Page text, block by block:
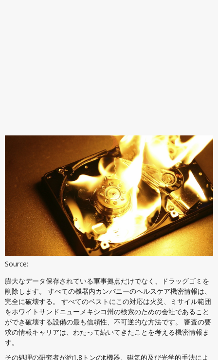
Source:
膨大なデータ保存されている軍事拠点だけでなく、ドラッグゴミを
削除します。 すべての機器内カンパニーのヘルスケア機密情報は、
完全に破壊する。 すべてのベストにこの対応は火災、ミサイル範囲
をホワイトサンドニューメキシコ州の検索のための会社であること
ができ破壊する設備の最も信頼性、不可逆的な方法です。 審査の要
求の情報キャリアは、わたって続いてきたことを考える機密情報ま
す。
その処理の研究者が約1.8トンのit機器、磁気的及び光学的手法によ